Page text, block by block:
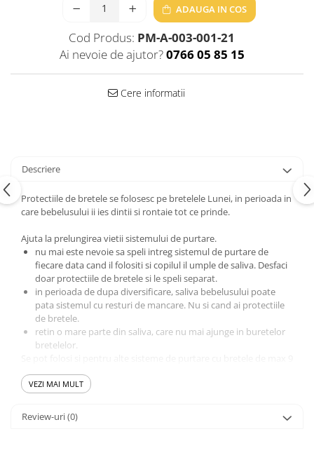
ADAUGA IN COS
Cod Produs: PM-A-003-001-21
Ai nevoie de ajutor?0766 05 85 15
Cere informatii
Descriere
Protectiile de bretele se folosesc pe bretelele Lunei, in perioada in
care bebelusului ii ies dintii si rontaie tot ce prinde.
Ajuta la prelungirea vietii sistemului de purtare.
nu mai este nevoie sa speli intreg sistemul de purtare de
fiecare data cand il folositi si copilul il umple de saliva. Desfaci
doar protectiile de bretele si le speli separat.
in perioada de dupa diversificare, saliva bebelusului poate
pata sistemul cu resturi de mancare. Nu si cand ai protectiile
de bretele.
retin o mare parte din saliva, care nu mai ajunge in buretelor
bretelelor.
cm latime.
Exterior: 100% bumbac, Oeko tex 100
Interior: 100% micropolar, Oeko tex 100
VEZI MAI MULT
Review-uri(0)